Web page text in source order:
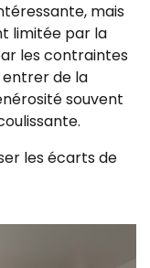
mais
limitée par la
les contraintes
entrer de la
souvent
les écarts de